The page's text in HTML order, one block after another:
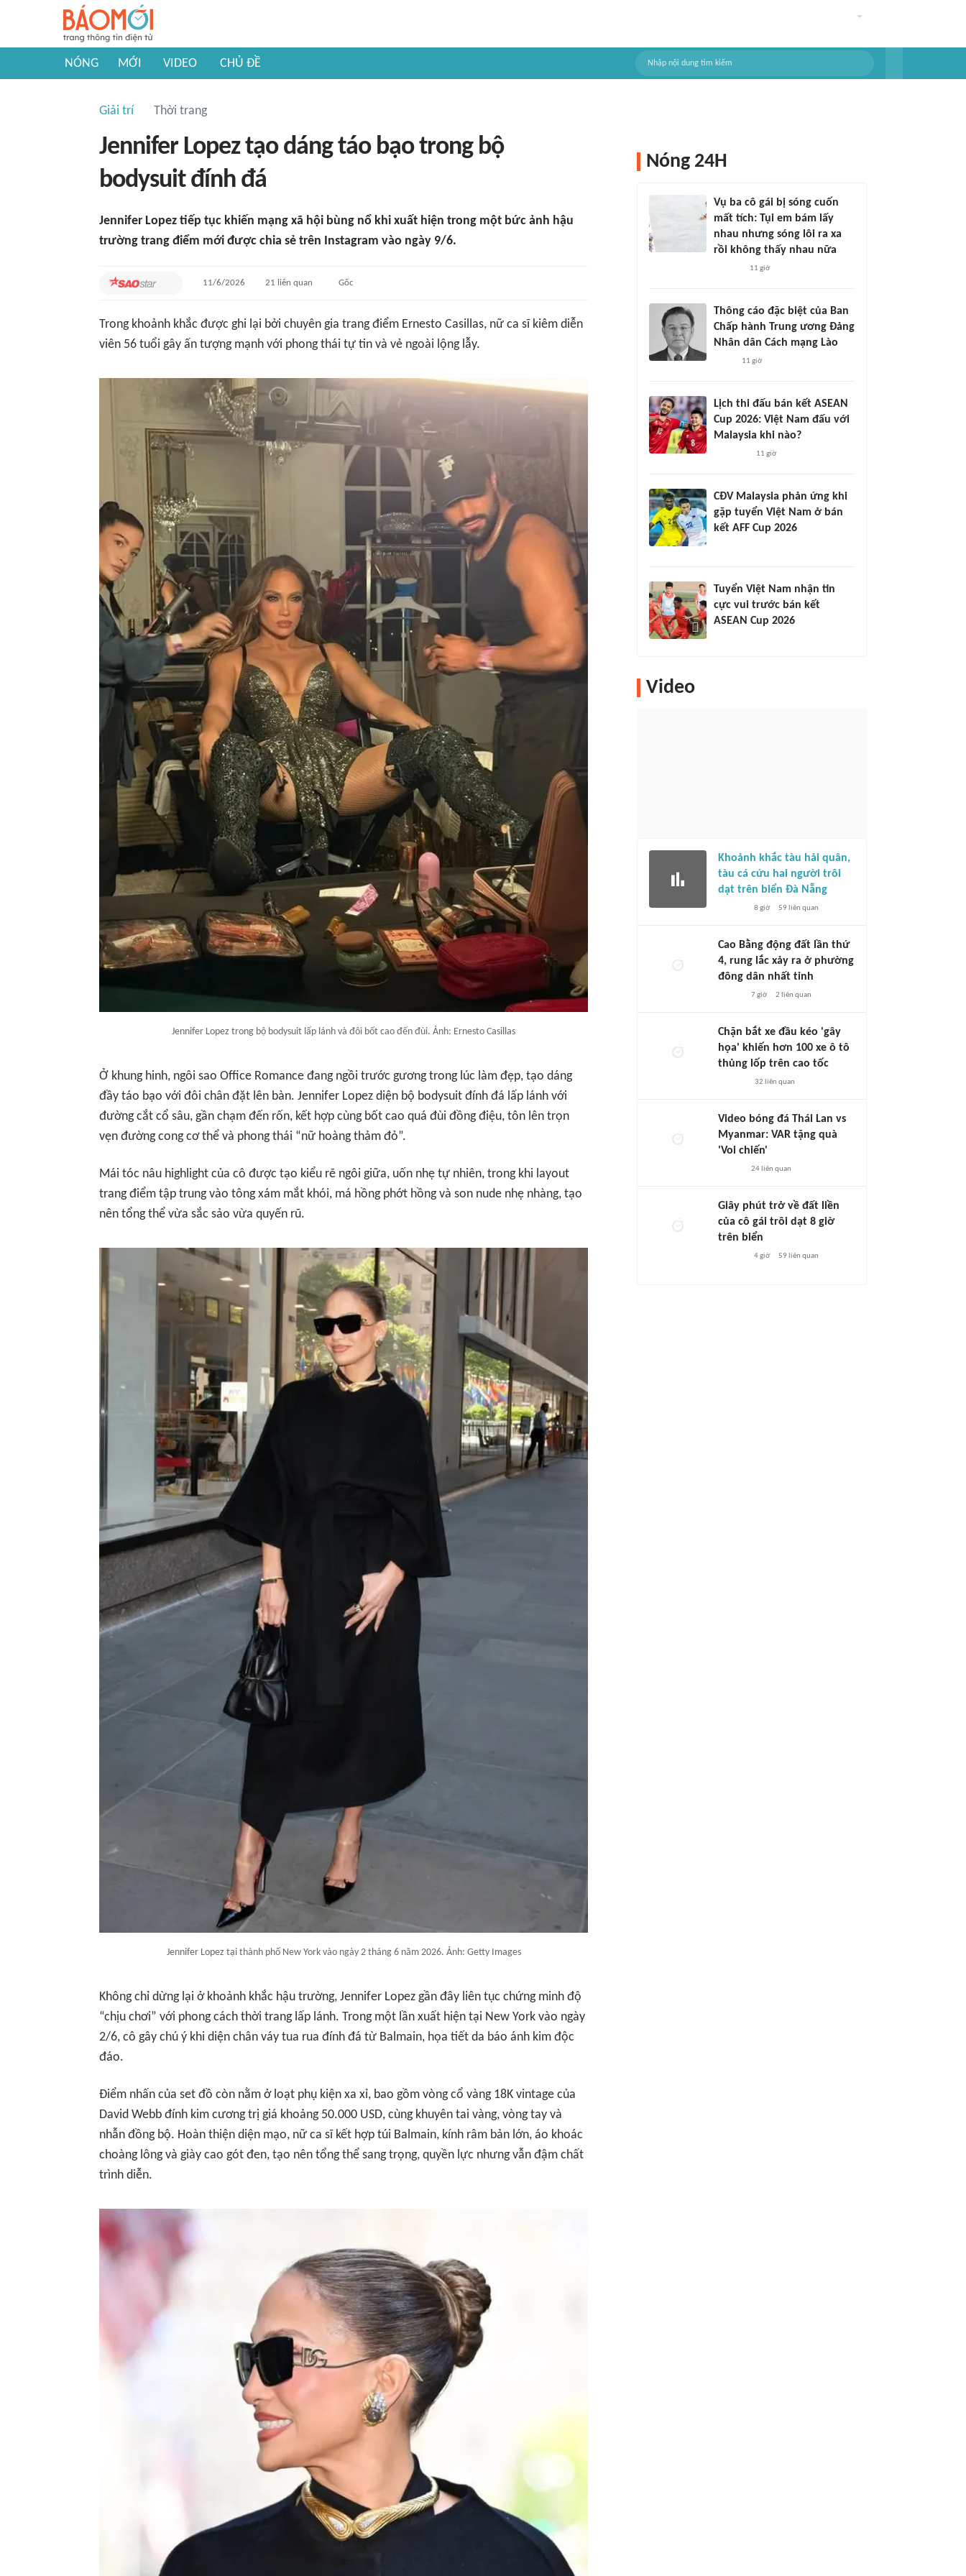
NÓNG MỚI VIDEO CHỦ ĐỀ
Giải trí Thời trang
Jennifer Lopez tạo dáng táo bạo trong bộ
bodysuit đính đá
Jennifer Lopez tiếp tục khiến mạng xã hội bùng nổ khi xuất hiện trong một bức ảnh hậu
trường trang điểm mới được chia sẻ trên Instagram vào ngày 9/6.
11/6/2026 21 liên quan Gốc
Trong khoảnh khắc được ghi lại bởi chuyên gia trang điểm Ernesto Casillas, nữ ca sĩ kiêm diễn
viên 56 tuổi gây ấn tượng mạnh với phong thái tự tin và vẻ ngoài lộng lẫy.
Jennifer Lopez trong bộ bodysuit lấp lánh và đôi bốt cao đến đùi. Ảnh: Ernesto Casillas
Ở khung hinh, ngôi sao Office Romance đang ngồi trước gương trong lúc làm đẹp, tạo dáng
đầy táo bạo với đôi chân đặt lên bàn. Jennifer Lopez diện bộ bodysuit đính đá lấp lánh với
đường cắt cổ sâu, gần chạm đến rốn, kết hợp cùng bốt cao quá đùi đồng điệu, tôn lên trọn
vẹn đường cong cơ thể và phong thái “nữ hoàng thảm đỏ”.
Mái tóc nâu highlight của cô được tạo kiểu rẽ ngôi giữa, uốn nhẹ tự nhiên, trong khi layout
trang điểm tập trung vào tông xám mắt khói, má hồng phớt hồng và son nude nhẹ nhàng, tạo
nên tổng thể vừa sắc sảo vừa quyến rũ.
Jennifer Lopez tại thành phố New York vào ngày 2 tháng 6 năm 2026. Ảnh: Getty Images
Không chỉ dừng lại ở khoảnh khắc hậu trường, Jennifer Lopez gần đây liên tục chứng minh độ
“chịu chơi” với phong cách thời trang lấp lánh. Trong một lần xuất hiện tại New York vào ngày
2/6, cô gây chú ý khi diện chân váy tua rua đính đá từ Balmain, họa tiết da báo ánh kim độc
đáo.
Điểm nhấn của set đồ còn nằm ở loạt phụ kiện xa xỉ, bao gồm vòng cổ vàng 18K vintage của
David Webb đính kim cương trị giá khoảng 50.000 USD, cùng khuyên tai vàng, vòng tay và
nhẫn đồng bộ. Hoàn thiện diện mạo, nữ ca sĩ kết hợp túi Balmain, kính râm bản lớn, áo khoác
choàng lông và giày cao gót đen, tạo nên tổng thể sang trọng, quyền lực nhưng vẫn đậm chất
trình diễn.
Nóng 24H
Vụ ba cô gái bị sóng cuốn
mất tích: Tụi em bám lấy
nhau nhưng sóng lôi ra xa
rồi không thấy nhau nữa
11 giờ
Thông cáo đặc biệt của Ban
Chấp hành Trung ương Đảng
Nhân dân Cách mạng Lào
11 giờ
Lịch thi đấu bán kết ASEAN
Cup 2026: Việt Nam đấu với
Malaysia khi nào?
11 giờ
CĐV Malaysia phản ứng khi
gặp tuyển Việt Nam ở bán
kết AFF Cup 2026
Tuyển Việt Nam nhận tin
cực vui trước bán kết
ASEAN Cup 2026
Video
Khoảnh khắc tàu hải quân,
tàu cá cứu hai người trôi
dạt trên biển Đà Nẵng
8 giờ 59 liên quan
Cao Bằng động đất lần thứ
4, rung lắc xảy ra ở phường
đông dân nhất tỉnh
7 giờ 2 liên quan
Chặn bắt xe đầu kéo 'gây
họa' khiến hơn 100 xe ô tô
thủng lốp trên cao tốc
32 liên quan
Video bóng đá Thái Lan vs
Myanmar: VAR tặng quà
'Voi chiến'
24liên quan
Giây phút trở về đất liền
của cô gái trôi dạt 8 giờ
trên biển
4 giờ 59 liên quan